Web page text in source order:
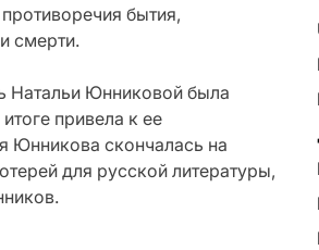
бытия,
смерти.
Натальи Юнниковой была
привела к ее
Юнникова скончалась на
для русской литературы,